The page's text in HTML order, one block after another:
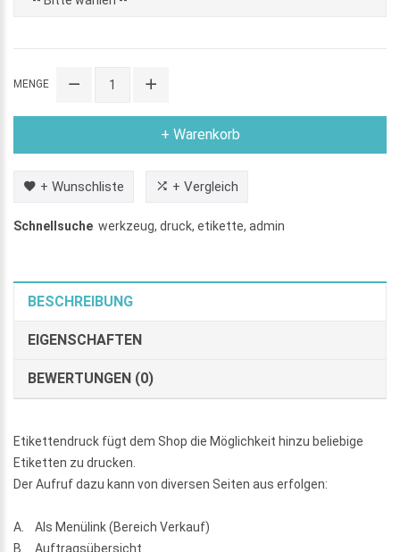
MENGE
+ Warenkorb
+ Wunschliste + Vergleich
Schnellsuche werkzeug, druck, etikette, admin
BESCHREIBUNG
EIGENSCHAFTEN
BEWERTUNGEN (0)
Etikettendruck fügt dem Shop die Möglichkeit hinzu beliebige
Etiketten zu drucken.
Der Aufruf dazu kann von diversen Seiten aus erfolgen:
A. Als Menülink (Bereich Verkauf)
B. Auftragsübersicht